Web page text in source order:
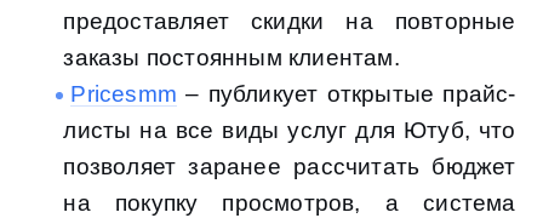
предоставляет скидки на повторные
заказы постоянным клиентам.
Pricesmm – публикует открытые прайс-
листы на все виды услуг для Ютуб, что
позволяет заранее рассчитать бюджет
на покупку просмотров, а система